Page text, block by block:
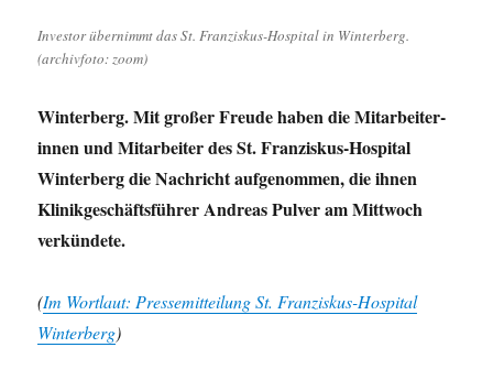
Investor übernimmt das St. Franziskus-Hospital in Winterberg.
(archivfoto: zoom)
Winterberg. Mit großer Freude haben die Mitarbeiter-
innen und Mitarbeiter des St. Franziskus-Hospital
Winterberg die Nachricht aufgenommen, die ihnen
Klinikgeschäftsführer Andreas Pulver am Mittwoch
verkündete.
(Im Wortlaut: Pressemitteilung St. Franziskus-Hospital
Winterberg)